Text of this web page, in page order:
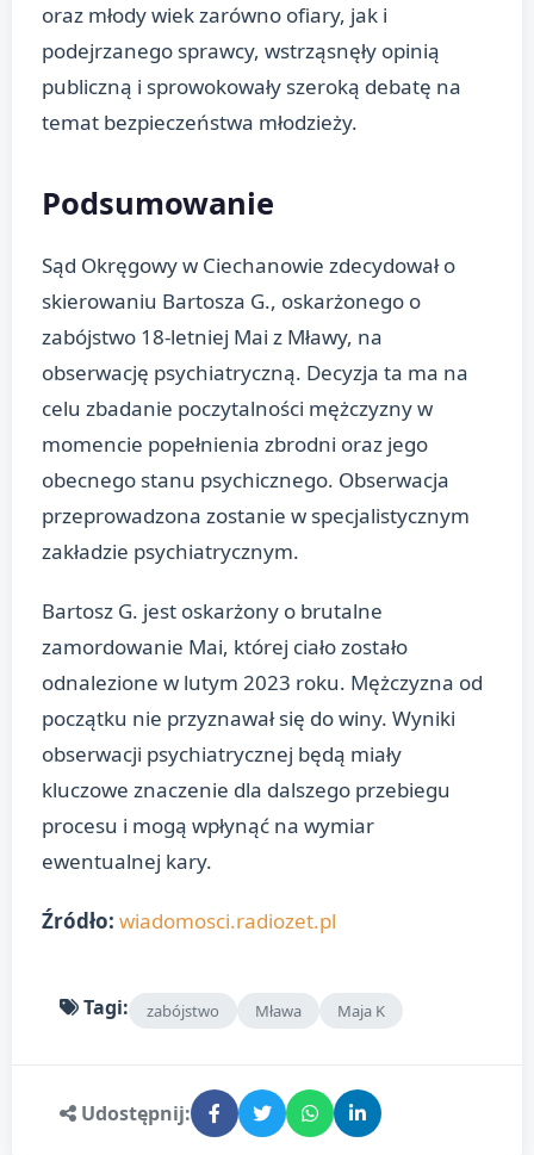
oraz młody wiek zarówno ofiary, jak i
podejrzanego sprawcy, wstrząsnęły opinią
publiczną i sprowokowały szeroką debatę na
temat bezpieczeństwa młodzieży.
Podsumowanie
Sąd Okręgowy w Ciechanowie zdecydował o
skierowaniu Bartosza G., oskarżonego o
zabójstwo 18-letniej Mai z Mławy, na
obserwację psychiatryczną. Decyzja ta ma na
celu zbadanie poczytalności mężczyzny w
momencie popełnienia zbrodni oraz jego
obecnego stanu psychicznego. Obserwacja
przeprowadzona zostanie w specjalistycznym
zakładzie psychiatrycznym.
Bartosz G. jest oskarżony o brutalne
zamordowanie Mai, której ciało zostało
odnalezione w lutym 2023 roku. Mężczyzna od
początku nie przyznawał się do winy. Wyniki
obserwacji psychiatrycznej będą miały
kluczowe znaczenie dla dalszego przebiegu
procesu i mogą wpłynąć na wymiar
ewentualnej kary.
Źródło: wiadomosci.radiozet.pl
Tagi: zabójstwo Mława Maja K
Udostępnij: